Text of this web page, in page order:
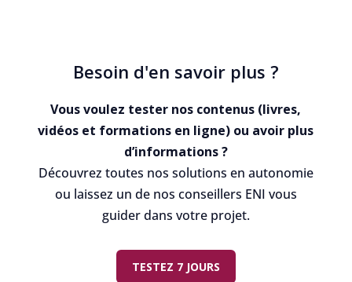
Besoin d'en savoir plus ?
Vous voulez tester nos contenus (livres,
vidéos et formations en ligne) ou avoir plus
d’informations ?
Découvrez toutes nos solutions en autonomie
ou laissez un de nos conseillers ENI vous
guider dans votre projet.
TESTEZ 7 JOURS